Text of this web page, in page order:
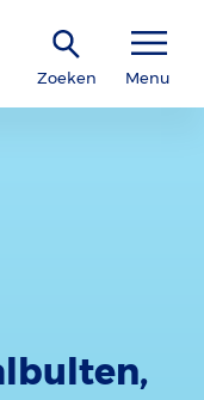
Zoeken Menu